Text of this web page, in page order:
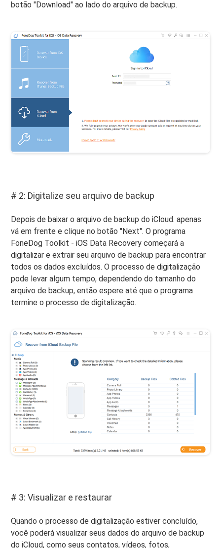
botão "Download" ao lado do arquivo de backup.
# 2: Digitalize seu arquivo de backup
Depois de baixar o arquivo de backup do iCloud. apenas
vá em frente e clique no botão "Next". O programa
FoneDog Toolkit - iOS Data Recovery começará a
digitalizar e extrair seu arquivo de backup para encontrar
todos os dados excluídos. O processo de digitalização
pode levar algum tempo, dependendo do tamanho do
arquivo de backup, então espere até que o programa
termine o processo de digitalização.
# 3: Visualizar e restaurar
Quando o processo de digitalização estiver concluído,
você poderá visualizar seus dados do arquivo de backup
do iCloud, como seus contatos, vídeos, fotos,